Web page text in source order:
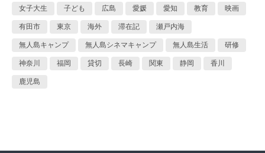
女子大生 子ども 広島 愛媛 愛知 教育 映画
有田市 東京 海外 滞在記 瀬戸内海
無人島キャンプ 無人島シネマキャンプ 無人島生活 研修
神奈川 福岡 貸切 長崎 関東 静岡 香川
鹿児島